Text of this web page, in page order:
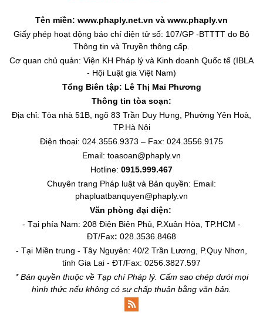
Tên miền: www.phaply.net.vn và www.phaply.vn
Giấy phép hoạt động báo chí điện tử số: 107/GP -BTTTT do Bộ
Thông tin và Truyền thông cấp.
Cơ quan chủ quản: Viện KH Pháp lý và Kinh doanh Quốc tế (IBLA
- Hội Luật gia Việt Nam)
Tổng Biên tập: Lê Thị Mai Phương
Thông tin tòa soạn:
Địa chỉ: Tòa nhà 51B, ngõ 83 Trần Duy Hưng, Phường Yên Hoà,
TP.Hà Nội
Điện thoại: 024.3556.9373 – Fax: 024.3556.9175
Email: toasoan@phaply.vn
Hotline: 0915.999.467
Chuyên trang Pháp luật và Bản quyền: Email:
phapluatbanquyen@phaply.vn
Văn phòng đại diện:
- Tại phía Nam: 208 Điện Biên Phủ, P.Xuân Hòa, TP.HCM -
ĐT/Fax: 028.3536.8468
- Tại Miền trung - Tây Nguyên: 40/2 Trần Lương, P.Quy Nhơn,
tỉnh Gia Lai - ĐT/Fax: 0256.3827.597
* Bản quyền thuộc về Tạp chí Pháp lý. Cấm sao chép dưới mọi
hình thức nếu không có sự chấp thuận bằng văn bản.